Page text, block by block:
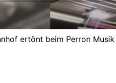
ertönt beim Perron